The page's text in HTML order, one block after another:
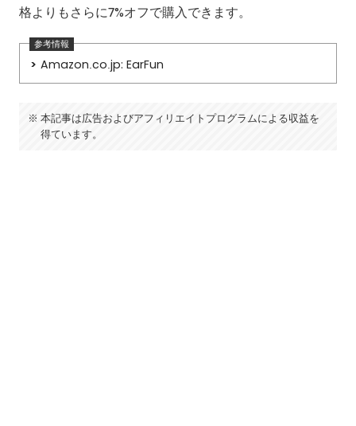
格よりもさらに7%オフで購入できます。
Amazon.co.jp: EarFun
本記事は広告およびアフィリエイトプログラムによる収益を
得ています。